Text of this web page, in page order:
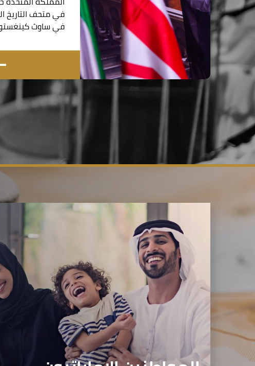
في متحف التاريخ
في ساوث